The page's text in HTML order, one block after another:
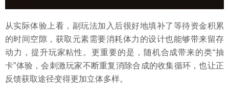
从实际体验上看，副玩法加入后很好地填补了等待资金积累
的时间空隙，获取元素需要消耗体力的设计也能够带来留存
动力，提升玩家粘性。更重要的是，随机合成带来的类“抽
卡”体验，会刺激玩家不断重复消除合成的收集循环，也让正
反馈获取途径变得更加立体多样。